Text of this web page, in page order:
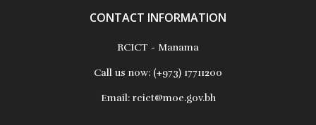
CONTACT INFORMATION
RCICT - Manama
Call us now: (+973) 17711200
Email:rcict@moe.gov.bh